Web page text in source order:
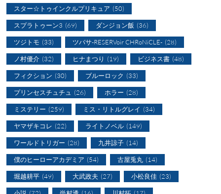
スター☆トゥインクルプリキュア (50)
スプラトゥーン3 (69) ダンジョン飯 (36)
ツジトモ (33) ツバサ-RESERVoir CHRoNiCLE- (28)
ノ村優介 (32) ヒナまつり (19) ビジネス書 (48)
フィクション (30) ブルーロック (33)
プリンセスチュチュ (26) ホラー (28)
ミステリー (259) ミス・リトルグレイ (34)
ヤマザキコレ (22) ライトノベル (149)
ワールドトリガー (28) 九井諒子 (14)
僕のヒーローアカデミア (54) 古屋兎丸 (14)
堀越耕平 (49) 大武政夫 (27) 小松良佳 (23)